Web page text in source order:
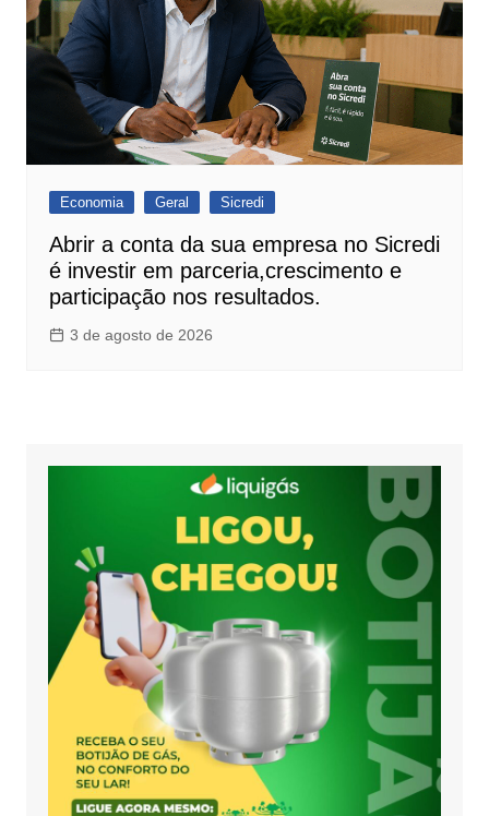
Economia Geral Sicredi
Abrir a conta da sua empresa no Sicredi
é investir em parceria,crescimento e
participação nos resultados.
3 de agosto de 2026